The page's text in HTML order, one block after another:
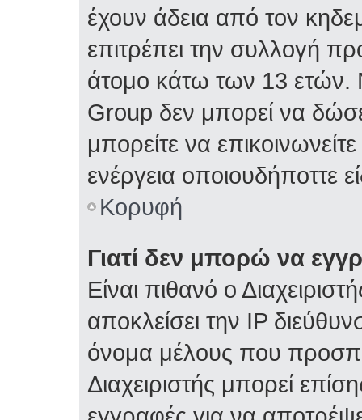
έχουν άδεια από τον
επιτρέπει την συλλογή
άτομο κάτω των 13 ετών.
Group δεν μπορεί να
μπορείτε να
ενέργεια
Κορυφή
Γιατί δεν μπορώ να
Είναι πιθανό ο
αποκλείσει την IP
όνομα μέλους που
Διαχειριστής μπορεί